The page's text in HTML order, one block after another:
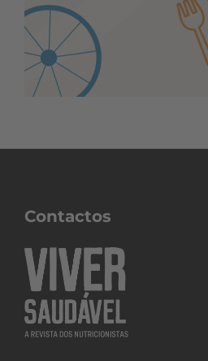
Contactos